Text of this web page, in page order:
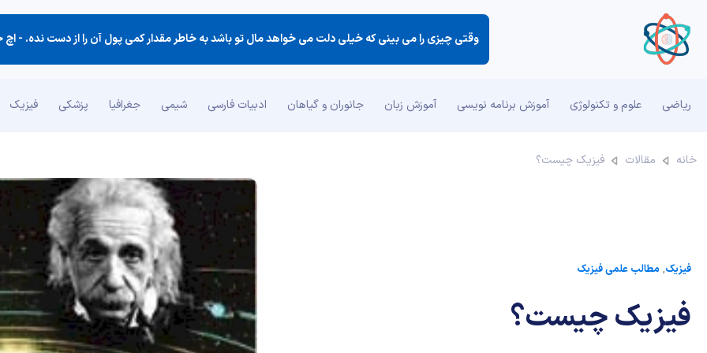
وقتی چیزی را می بینی كه خیلی دلت می خواهد مال تو باشد به خاطر مقدار كمی پول آن را از دست نده. -اچ
ریاضی علوم و تکنولوژی آموزش برنامه نویسی آموزش زبان جانوران و گیاهان ادبیات فارسی شیمی جغرافیا پزشکی فیزیک
خانه مقالات فیزیک چیست؟
فیزیک,مطالب علمی فیزیک
فیزیک چیست؟